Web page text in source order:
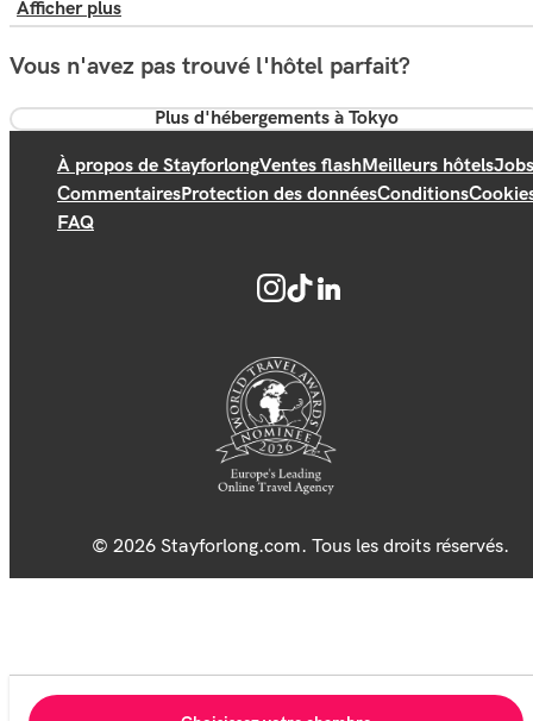
Afficher plus
Vous n'avez pas trouvé l'hôtel parfait?
Plus d'hébergements à Tokyo
À propos de StayforlongVentes flashMeilleurs hôtelsJobs
CommentairesProtection des donnéesConditions
FAQ
© 2026 Stayforlong.com. Tous les droits réservés.